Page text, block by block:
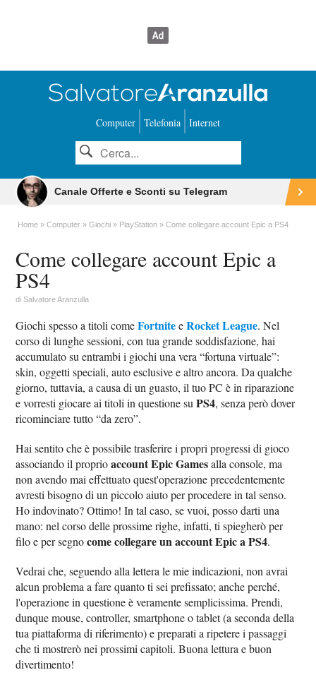
Computer Telefonia Internet
Canale Offerte e Sconti su Telegram
Home Computer Giochi PlayStation Come collegare account Epic a PS4
Come collegare account Epic a
PS4
diSalvatore Aranzulla
Giochi spesso a titoli comeFortniteeRocket League. Nel
corso di lunghe sessioni, con tua grande soddisfazione, hai
accumulato su entrambi i giochi una vera “fortuna virtuale”:
skin, oggetti speciali, auto esclusive e altro ancora. Da qualche
giorno, tuttavia, a causa di un guasto, il tuo PC è in riparazione
e vorresti giocare ai titoli in questione suPS4, senza però dover
ricominciare tutto “da zero”.
Hai sentito che è possibile trasferire i propri progressi di gioco
associando il proprioaccount Epic Gamesalla console, ma
non avendo mai effettuato quest'operazione precedentemente
avresti bisogno di un piccolo aiuto per procedere in tal senso.
Ho indovinato? Ottimo! In tal caso, se vuoi, posso darti una
mano: nel corso delle prossime righe, infatti, ti spiegherò per
filo e per segnocome collegare un account Epic a PS4.
Vedrai che, seguendo alla lettera le mie indicazioni, non avrai
alcun problema a fare quanto ti sei prefissato; anche perché,
l'operazione in questione è veramente semplicissima. Prendi,
dunque mouse, controller, smartphone o tablet (a seconda della
tua piattaforma di riferimento) e preparati a ripetere i passaggi
che ti mostrerò nei prossimi capitoli. Buona lettura e buon
divertimento!